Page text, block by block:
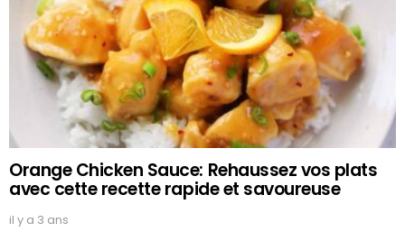
Orange Chicken Sauce: Rehaussez vos plats
avec cette recette rapide et savoureuse
il y a 3 ans